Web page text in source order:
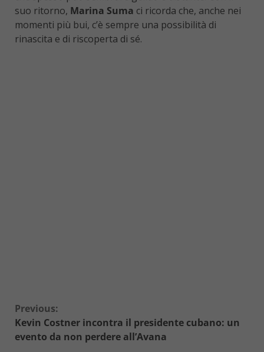
suo ritorno, Marina Suma ci ricorda che, anche nei
momenti più bui, c’è sempre una possibilità di
rinascita e di riscoperta di sé.
Continue
Reading
Previous:
Kevin Costner incontra il presidente cubano: un
evento da non perdere all’Avana